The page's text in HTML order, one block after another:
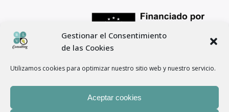
Gestionar el Consentimiento
de las Cookies
Utilizamos cookies para optimizar nuestro sitio web y nuestro servicio.
Aceptar cookies